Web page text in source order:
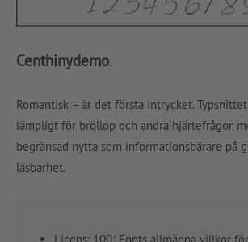
Centhinydemo.
Romantisk – är det första intrycket.
lämpligt för bröllop och andra hjärtefrågor,
begränsad nytta som informationsbärare på
läsbarhet.
Licens: 1001Fonts allmänna villkor